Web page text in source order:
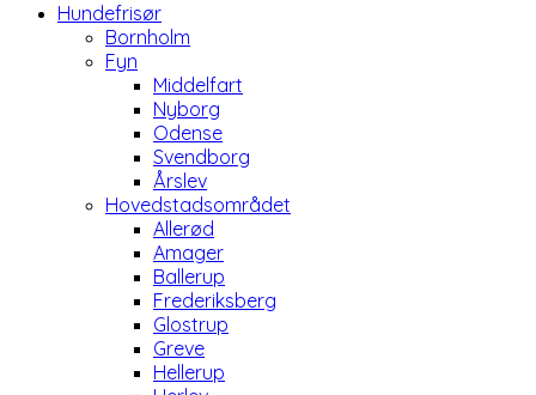
Hundefrisør
Bornholm
Fyn
Middelfart
Nyborg
Odense
Svendborg
Årslev
Hovedstadsområdet
Allerød
Amager
Ballerup
Frederiksberg
Glostrup
Greve
Hellerup